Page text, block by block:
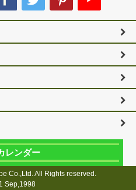
レンダー
Co.,Ltd. All Rights reserved.
Sep,1998